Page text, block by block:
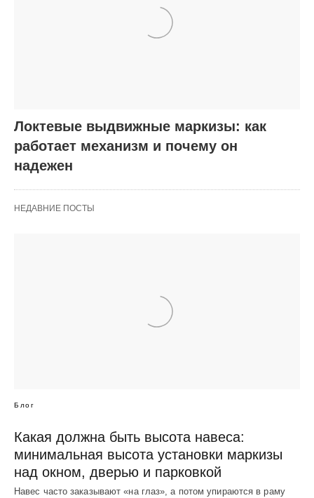
Локтевые выдвижные маркизы: как
работает механизм и почему он
надежен
НЕДАВНИЕ ПОСТЫ
Блог
Какая должна быть высота навеса:
минимальная высота установки маркизы
над окном, дверью и парковкой
Навес часто заказывают «на глаз», а потом упираются в раму